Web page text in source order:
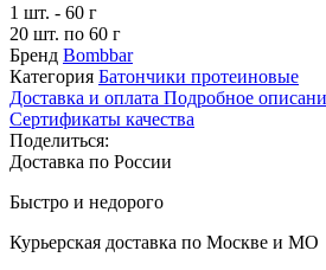
1 шт. - 60 г
20 шт. по 60 г
Бренд Bombbar
Категория Батончики протеиновые
Доставка и оплата Подробное
Сертификаты качества
Поделиться:
Доставка по России
Быстро и недорого
Курьерская доставка по Москве и МО